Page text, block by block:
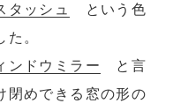
タッシュ
という色
。
ンドウミラー
と言
閉めできる窓の形の